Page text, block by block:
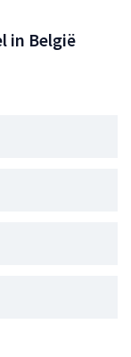
in België